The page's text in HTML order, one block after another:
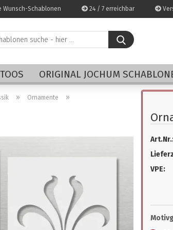
Wunsch-Schablonen 24 / 7 erreichbar
E-
Konto
Schablonen
suche
hier
...
ORIGINAL JOCHUM
» Ornamente »
VPE: